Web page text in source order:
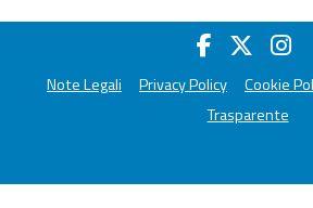
Note Legali Privacy Policy Cookie
Trasparente